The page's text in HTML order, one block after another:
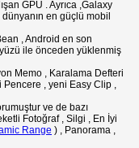
GPU . Ayrıca ,Galaxy
dünyanın en güçlü mobil
, Android en son
ile önceden yüklenmiş
Memo , Karalama Defteri
, yeni Easy Clip ,
ve de bazı
Fotoğraf , Silgi , En İyi
Range ) , Panorama ,